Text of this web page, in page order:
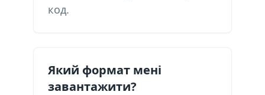
код.
Який формат мені
завантажити?